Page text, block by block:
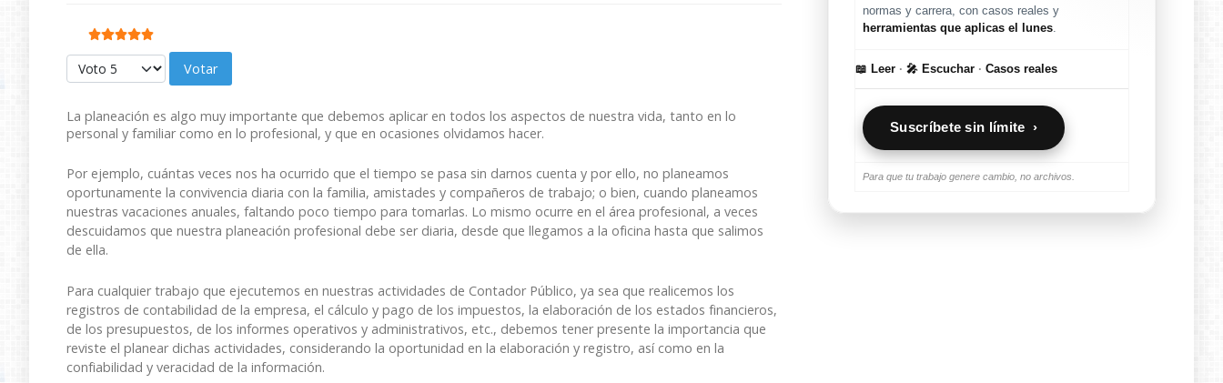
Ratio:5/5
Por favor, vote
La planeación es algo muy importante que debemos aplicar en todos los aspectos de nuestra vida, tanto en lo
personal y familiar como en lo profesional, y que en ocasiones olvidamos hacer.
Por ejemplo, cuántas veces nos ha ocurrido que el tiempo se pasa sin darnos cuenta y por ello, no planeamos
oportunamente la convivencia diaria con la familia, amistades y compañeros de trabajo; o bien, cuando planeamos
nuestras vacaciones anuales, faltando poco tiempo para tomarlas. Lo mismo ocurre en el área profesional, a veces
descuidamos que nuestra planeación profesional debe ser diaria, desde que llegamos a la oficina hasta que salimos
de ella.
Para cualquier trabajo que ejecutemos en nuestras actividades de Contador Público, ya sea que realicemos los
registros de contabilidad de la empresa, el cálculo y pago de los impuestos, la elaboración de los estados financieros,
de los presupuestos, de los informes operativos y administrativos, etc., debemos tener presente la importancia que
reviste el planear dichas actividades, considerando la oportunidad en la elaboración y registro, así como en la
confiabilidad y veracidad de la información.
normas y carrera, con casos reales y
herramientas que aplicas el lunes
📖 Leer · 🎤 Escuchar · Casos reales
Suscríbete sin límite ›
Para que tu trabajo genere cambio, no archivos.